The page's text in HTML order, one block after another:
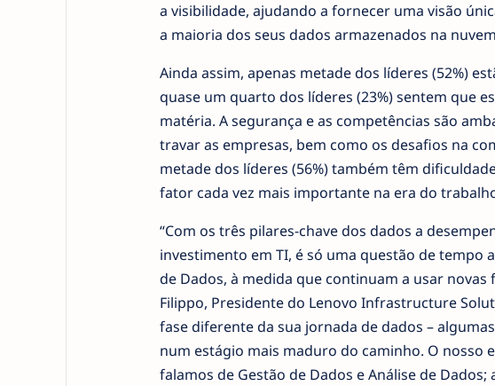
a visibilidade, ajudando a fornecer uma visão
a maioria dos seus dados armazenados na
Ainda assim, apenas metade dos líderes (52%)
quase um quarto dos líderes (23%) sentem que
matéria. A segurança e as competências são
travar as empresas, bem como os desafios na
metade dos líderes (56%) também têm
fator cada vez mais importante na era do
“Com os três pilares-chave dos dados a
investimento em TI, é só uma questão de tempo
de Dados, à medida que continuam a usar
Filippo, Presidente do Lenovo Infrastructure
fase diferente da sua jornada de dados –
num estágio mais maduro do caminho. O nosso
falamos de Gestão de Dados e Análise de